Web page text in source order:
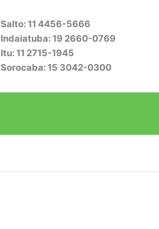
Salto: 11 4456-5666
Indaiatuba: 19 2660-0769
Itu: 11 2715-1945
Sorocaba: 15 3042-0300